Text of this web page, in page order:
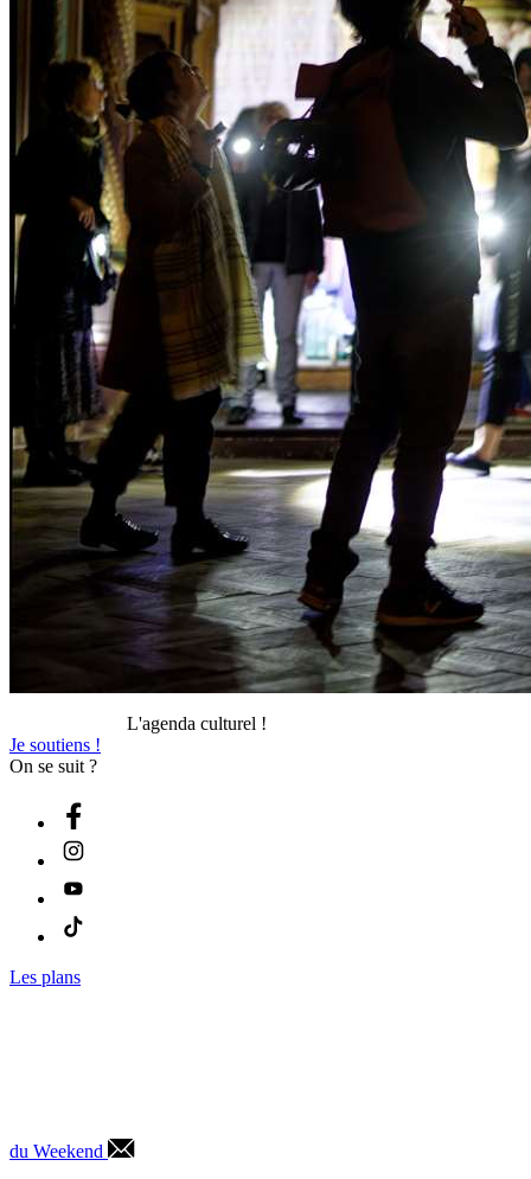
L'agenda culturel !
Je soutiens !
On se suit ?
Les plans
du Weekend